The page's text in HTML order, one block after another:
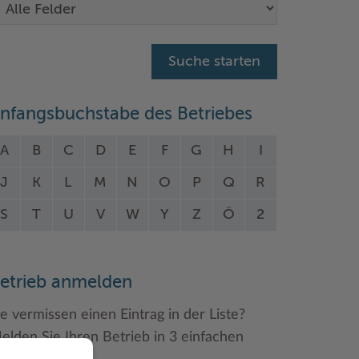
des Betriebes
A B C D E F G H
J K L M N O P Q R
S T U V W Y Z Ö 2
anmelden
vermissen einen Eintrag in der Liste?
Sie Ihren Betrieb in 3 einfachen